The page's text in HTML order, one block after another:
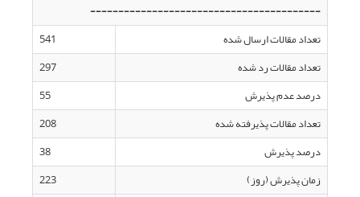
-----------------------------------------
تعداد مقالات ارسال شده
541
تعداد مقالات رد شده
297
درصد عدم پذیرش
55
تعداد مقالات پذیرفته شده
208
درصد پذیرش
38
زمان پذیرش (روز)
223